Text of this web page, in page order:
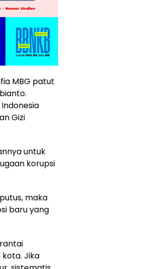
MBG patut
Gizi
untuk
korupsi
maka
baru yang
Jika